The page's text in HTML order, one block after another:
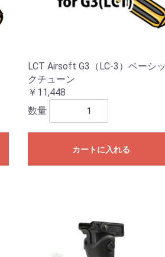
LCT Airsoft G3（LC-3）ベーシッ
クチューン
￥11,448
数量
カートに入れる